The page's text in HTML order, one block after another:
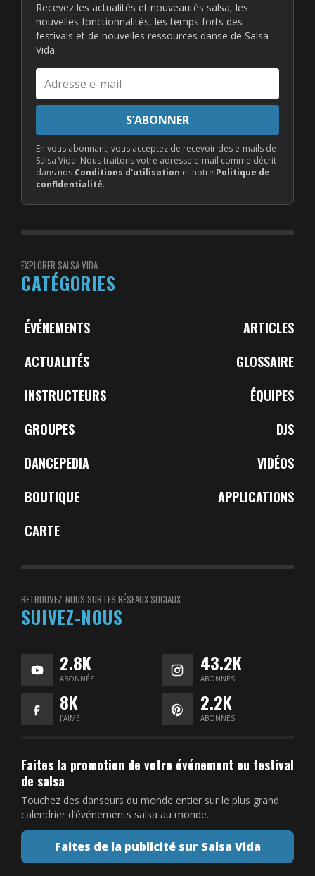
Recevez les actualités et nouveautés salsa, les
nouvelles fonctionnalités, les temps forts des
festivals et de nouvelles ressources danse de Salsa
Vida.
Adresse
e-
mail
S’ABONNER
En vous abonnant, vous acceptez de recevoir des e-mails de
Salsa Vida. Nous traitons votre adresse e-mail comme décrit
dans nos Conditions d'utilisation et notre Politique de
confidentialité.
EXPLORER SALSA VIDA
CATÉGORIES
ARTICLES
ÉVÉNEMENTS
GLOSSAIRE
ACTUALITÉS
ÉQUIPES
INSTRUCTEURS
DJS
GROUPES
VIDÉOS
DANCEPEDIA
APPLICATIONS
BOUTIQUE
CARTE
RETROUVEZ-NOUS SUR LES RÉSEAUX SOCIAUX
SUIVEZ-NOUS
2.8K
ABONNÉS
43.2K
ABONNÉS
8K
J’AIME
2.2K
ABONNÉS
Faites la promotion de votre événement ou festival
de salsa
Touchez des danseurs du monde entier sur le plus grand
calendrier d’événements salsa au monde.
Faites de la publicité sur Salsa Vida